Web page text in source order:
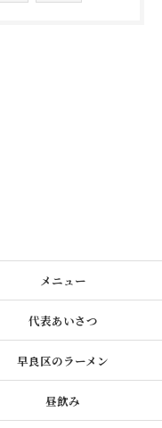
メニュー
代表あいさつ
早良区のラーメン
昼飲み